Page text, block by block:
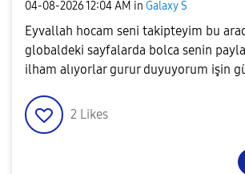
‎04-08-202612:04 AM in Galaxy S
Eyvallah hocam seni takipteyim bu
globaldeki sayfalarda bolca senin
ilham alıyorlar gurur duyuyorum işin
2 Likes